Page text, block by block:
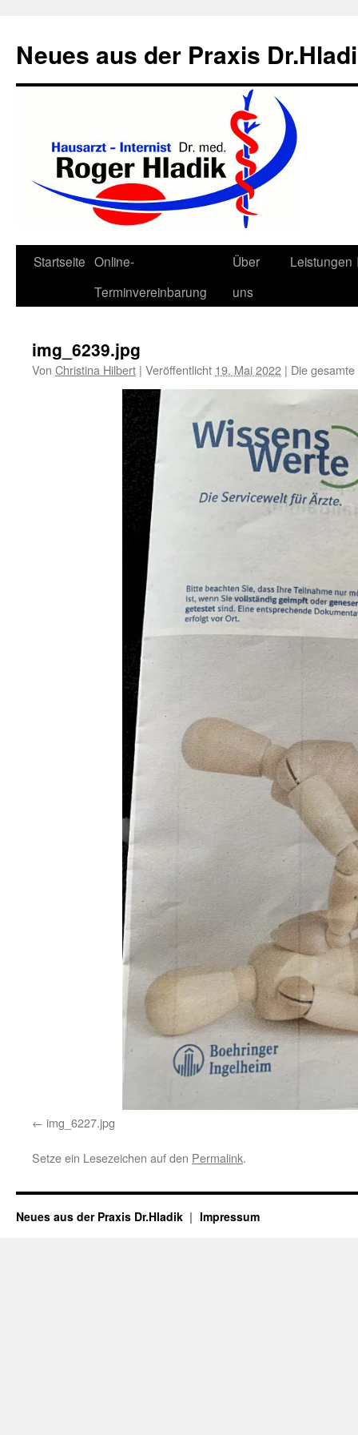
Neues aus der Praxis
Zum
Startseite Online-
Terminvereinbarung
Über
uns
Leistungen
img_6239.jpg
Von Christina Hilbert | Veröffentlicht 19. Mai 2022 | Die
img_6227.jpg
Setze ein Lesezeichen auf den Permalink.
Neues aus der Praxis Dr.Hladik Impressum